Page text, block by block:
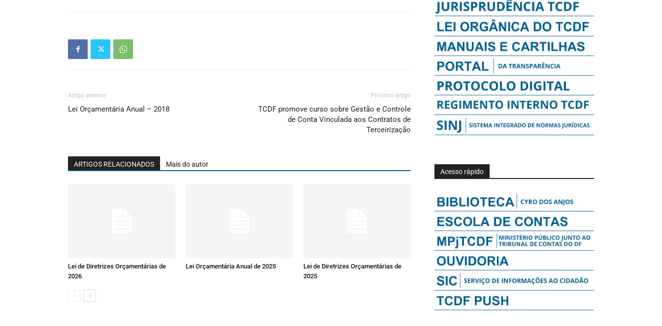
Artigo anterior
Lei Orçamentária Anual – 2018
Próximo artigo
TCDF promove curso sobre Gestão e Controle
de Conta Vinculada aos Contratos de
Terceirização
ARTIGOS RELACIONADOS Mais do autor
Lei de Diretrizes Orçamentárias de
2026
Lei Orçamentária Anual de 2025
Lei de Diretrizes Orçamentárias de
2025
Acesso rápido